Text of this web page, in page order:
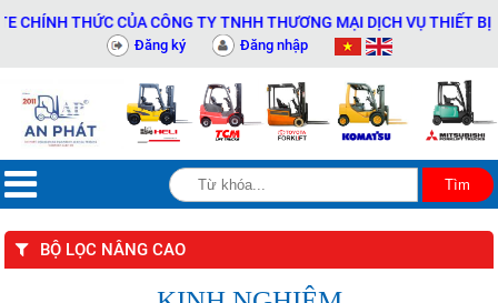
CỦA CÔNG TY TNHH THƯƠNG MẠI DỊCH VỤ THIẾT BỊ KỸ
Đăng ký Đăng nhập
BỘ LỌC NÂNG CAO